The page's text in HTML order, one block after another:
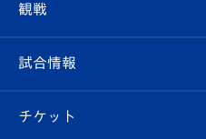
クラブ
試合情報
クラブ概要
観戦
観戦ルール
試合情報
試合日程/結果
チケット